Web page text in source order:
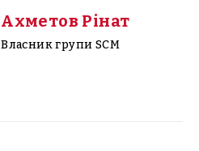
Ахметов Рінат
Власник групи SCM